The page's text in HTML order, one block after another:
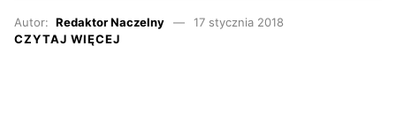
Autor: Redaktor Naczelny
17 stycznia 2018
CZYTAJ WIĘCEJ